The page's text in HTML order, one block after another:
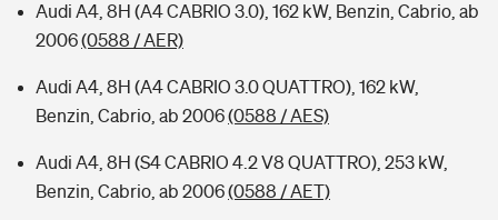
Audi A4, 8H (A4 CABRIO 3.0), 162 kW, Benzin, Cabrio, ab
2006(0588 / AER)
Audi A4, 8H (A4 CABRIO 3.0 QUATTRO), 162 kW,
Benzin, Cabrio, ab 2006(0588 / AES)
Audi A4, 8H (S4 CABRIO 4.2 V8 QUATTRO), 253 kW,
Benzin, Cabrio, ab 2006(0588 / AET)